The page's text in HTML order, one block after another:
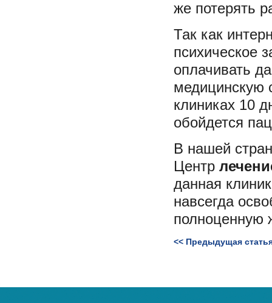
же потерять
Так как
психическое
оплачивать
медицинскую
клиниках 10
обойдется
В нашей
Центр
данная
навсегда
полноценную
<< Предыдущая